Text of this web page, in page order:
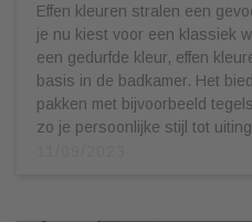
Effen kleuren stralen een
je nu kiest voor een klassiek
een gedurfde kleur, effen
basis in de badkamer. Het
pakken met bijvoorbeeld
zo je persoonlijke stijl tot